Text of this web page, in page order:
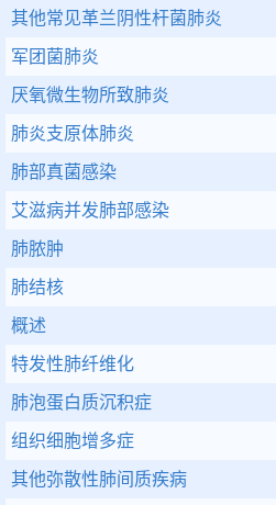
其他常见革兰阴性杆菌肺炎
军团菌肺炎
厌氧微生物所致肺炎
肺炎支原体肺炎
肺部真菌感染
艾滋病并发肺部感染
肺脓肿
肺结核
概述
特发性肺纤维化
肺泡蛋白质沉积症
组织细胞增多症
其他弥散性肺间质疾病